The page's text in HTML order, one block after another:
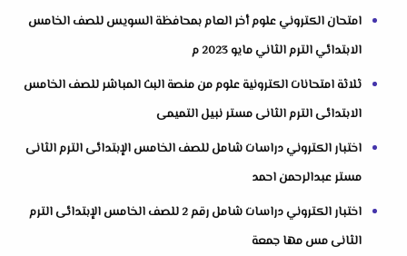
امتحان الكتروني علوم أخر العام بمحافظة السويس للصف الخامس
الابتدائي الترم الثاني مايو 2023 م
ثلاثة امتحانات الكترونية علوم من منصة البث المباشر للصف الخامس
الابتدائى الترم الثانى مستر نبيل التميمى
اختبار الكتروني دراسات شامل للصف الخامس الإبتدائى الترم الثانى
مستر عبدالرحمن احمد
اختبار الكتروني دراسات شامل رقم 2 للصف الخامس الإبتدائى الترم
الثانى مس مها جمعة